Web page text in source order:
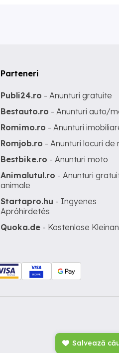
Salvează
Parteneri
Publi24.ro - Anunturi gratuite
Bestauto.ro - Anunturi auto/
Romimo.ro - Anunturi
Romjob.ro - Anunturi locuri de
Bestbike.ro - Anunturi moto
Animalutul.ro - Anunturi
animale
Startapro.hu - Ingyenes
Apróhirdetés
Quoka.de - Kostenlose